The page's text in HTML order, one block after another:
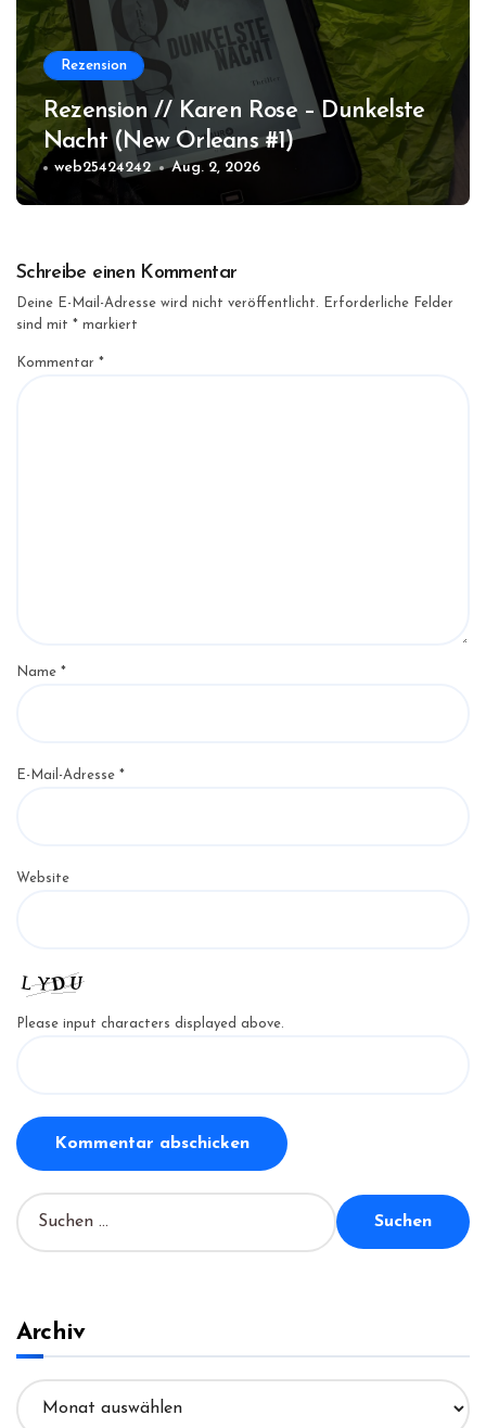
Rezension
Rezension // Karen Rose – Dunkelste
Nacht (New Orleans #1)
web25424242 Aug. 2, 2026
Schreibe einen Kommentar
Deine E-Mail-Adresse wird nicht veröffentlicht.
Erforderliche Felder
sind mit * markiert
Kommentar *
Name *
E-Mail-Adresse *
Website
Please input characters displayed above.
S
u
n
c
h
Archiv
A
r